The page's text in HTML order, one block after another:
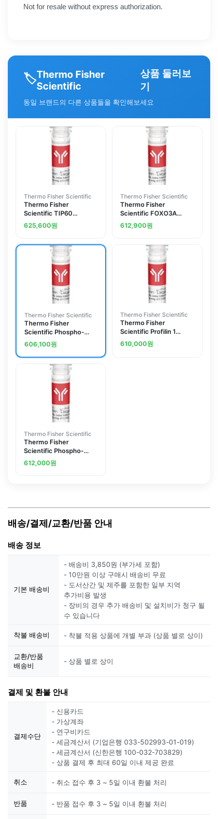
Not for resale without express authorization.
🏷️Thermo Fisher
Scientific
상품 둘러보
기
동일 브랜드의 다른 상품들을 확인해보세요
Thermo Fisher Scientific
Thermo Fisher
Scientific TIP60
Polyclonal Antibody
625,600원
Thermo Fisher Scientific
Thermo Fisher
Scientific FOXO3A
Polyclonal Antibody
612,900원
Thermo Fisher Scientific
Thermo Fisher
Scientific Phospho-
Histone H4 (Ser1)
Polyclonal Antibody
606,100원
Thermo Fisher Scientific
Thermo Fisher
Scientific Profilin 1
Polyclonal Antibody
610,000원
Thermo Fisher Scientific
Thermo Fisher
Scientific Phospho-
Histone H3 (Ser28)
Polyclonal Antibody
612,000원
배송/결제/교환/반품 안내
배송 정보
기본 배송비
- 배송비 3,850원 (부가세 포함)
- 10만원 이상 구매시 배송비 무료
- 도서산간 및 제주를 포함한 일부 지역
추가비용 발생
- 장비의 경우 추가 배송비 및 설치비가 청구 될
수 있습니다
착불 배송비 - 착불 적용 상품에 개별 부과 (상품 별로 상이)
교환/반품
배송비
- 상품 별로 상이
결제 및 환불 안내
결제수단
- 신용카드
- 가상계좌
- 연구비카드
- 세금계산서 (기업은행 033-502993-01-019)
- 세금계산서 (신한은행 100-032-703829)
- 상품 결제 후 최대 60일 이내 제공 완료
취소 - 취소 접수 후 3 ~ 5일 이내 환불 처리
반품 - 반품 접수 후 3 ~ 5일 이내 환불 처리